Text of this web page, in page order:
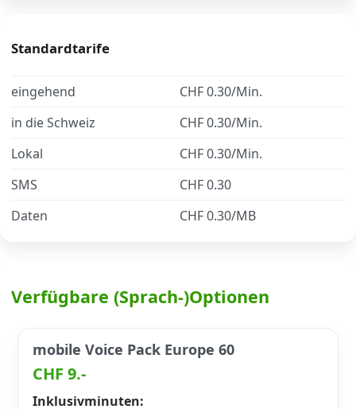
Standardtarife
eingehend
CHF 0.30/Min.
in die Schweiz
CHF 0.30/Min.
Lokal
CHF 0.30/Min.
SMS
CHF 0.30
Daten
CHF 0.30/MB
Verfügbare (Sprach-)Optionen
mobile Voice Pack Europe 60
CHF 9.-
Inklusivminuten: